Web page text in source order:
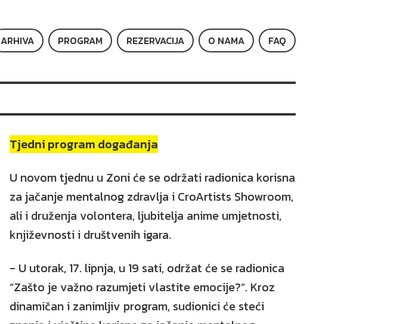
FAQ
O NAMA
REZERVACIJA
PROGRAM
ARHIVA
Tjedni program događanja
U novom tjednu u Zoni će se održati radionica korisna
za jačanje mentalnog zdravlja i CroArtists Showroom,
ali i druženja volontera, ljubitelja anime umjetnosti,
književnosti i društvenih igara.
- U utorak, 17. lipnja, u 19 sati, održat će se radionica
“Zašto je važno razumjeti vlastite emocije?”. Kroz
dinamičan i zanimljiv program, sudionici će steći